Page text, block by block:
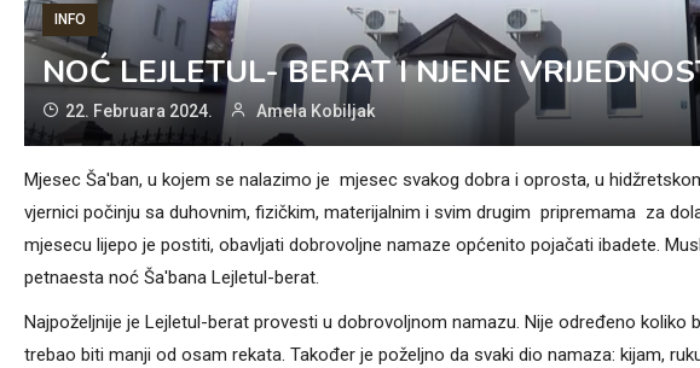
INFO
NOĆ LEJLETUL- BERAT I NJENE
22. Februara 2024. Amela Kobiljak
Mjesec Ša'ban, u kojem se nalazimo je mjesec svakog dobra i oprosta, u
vjernici počinju sa duhovnim, fizičkim, materijalnim i svim drugim pripremama za
mjesecu lijepo je postiti, obavljati dobrovoljne namaze općenito pojačati ibadete.
petnaesta noć Ša'bana Lejletul-berat.
Najpoželjnije je Lejletul-berat provesti u dobrovoljnom namazu. Nije određeno koliko
trebao biti manji od osam rekata. Također je poželjno da svaki dio namaza: kijam,